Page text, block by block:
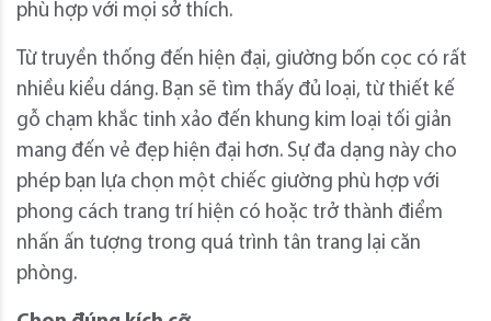
phù hợp với mọi sở thích.
Từ truyền thống đến hiện đại, giường bốn cọc có rất
nhiều kiểu dáng. Bạn sẽ tìm thấy đủ loại, từ thiết kế
gỗ chạm khắc tinh xảo đến khung kim loại tối giản
mang đến vẻ đẹp hiện đại hơn. Sự đa dạng này cho
phép bạn lựa chọn một chiếc giường phù hợp với
phong cách trang trí hiện có hoặc trở thành điểm
nhấn ấn tượng trong quá trình tân trang lại căn
phòng.